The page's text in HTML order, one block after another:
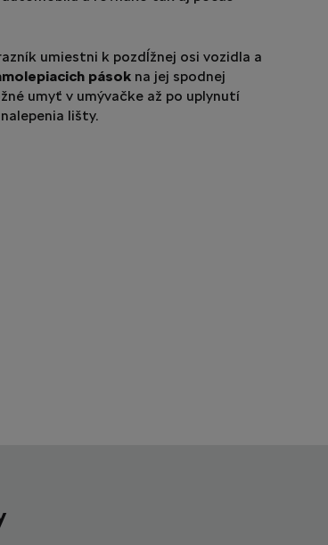
umiestni k pozdĺžnej osi vozidla a
pások na jej spodnej
umyť v umývačke až po uplynutí
lišty.